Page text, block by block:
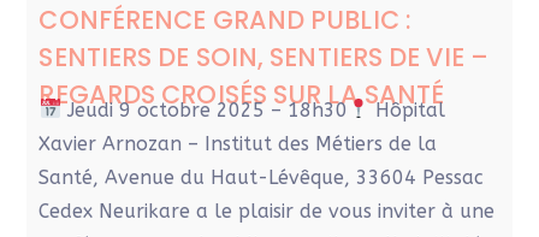
CONFÉRENCE GRAND PUBLIC :
SENTIERS DE SOIN, SENTIERS DE VIE –
REGARDS CROISÉS SUR LA SANTÉ
Jeudi 9 octobre 2025 – 18h30
Hôpital
Xavier Arnozan – Institut des Métiers de la
Santé, Avenue du Haut-Lévêque, 33604 Pessac
Cedex Neurikare a le plaisir de vous inviter à une